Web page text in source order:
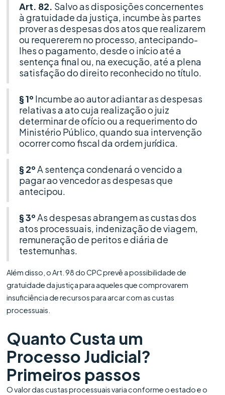
Art. 82. Salvo as disposições concernentes
à gratuidade da justiça, incumbe às partes
prover as despesas dos atos que realizarem
ou requererem no processo, antecipando-
lhes o pagamento, desde o início até a
sentença final ou, na execução, até a plena
satisfação do direito reconhecido no título.
§ 1º Incumbe ao autor adiantar as despesas
relativas a ato cuja realização o juiz
determinar de ofício ou a requerimento do
Ministério Público, quando sua intervenção
ocorrer como fiscal da ordem jurídica.
§ 2ºA sentença condenará o vencido a
pagar ao vencedor as despesas que
antecipou.
§ 3ºAs despesas abrangem as custas dos
atos processuais, indenização de viagem,
remuneração de peritos e diária de
testemunhas.
Além disso, o Art. 98 do CPC prevê a possibilidade de
gratuidade da justiça para aqueles que comprovarem
insuficiência de recursos para arcar com as custas
processuais.
Quanto Custa um
Processo Judicial?
Primeiros passos
O valor das custas processuais varia conforme o estado e o